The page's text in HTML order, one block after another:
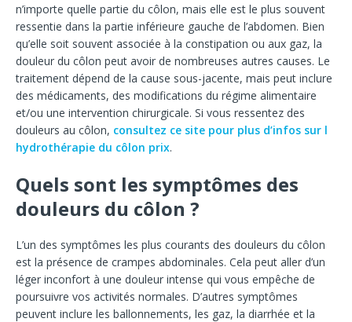
n’importe quelle partie du côlon, mais elle est le plus souvent
ressentie dans la partie inférieure gauche de l’abdomen. Bien
qu’elle soit souvent associée à la constipation ou aux gaz, la
douleur du côlon peut avoir de nombreuses autres causes. Le
traitement dépend de la cause sous-jacente, mais peut inclure
des médicaments, des modifications du régime alimentaire
et/ou une intervention chirurgicale. Si vous ressentez des
douleurs au côlon, consultez ce site pour plus d’infos sur l
hydrothérapie du côlon prix.
Quels sont les symptômes des
douleurs du côlon ?
L’un des symptômes les plus courants des douleurs du côlon
est la présence de crampes abdominales. Cela peut aller d’un
léger inconfort à une douleur intense qui vous empêche de
poursuivre vos activités normales. D’autres symptômes
peuvent inclure les ballonnements, les gaz, la diarrhée et la